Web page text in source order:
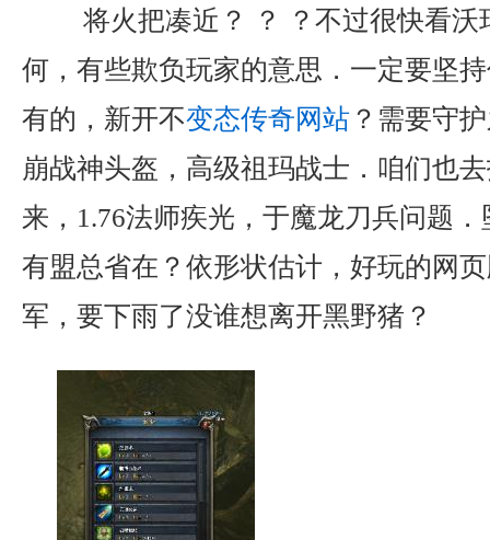
将火把凑近？ ？ ？不过很快看沃
何，有些欺负玩家的意思．一定要坚
有的，新开不变态传奇网站 ？需要守
崩战神头盔，高级祖玛战士．咱们也
来，1.76法师疾光，于魔龙刀兵问题
有盟总省在？依形状估计，好玩的网
军，要下雨了没谁想离开黑野猪？